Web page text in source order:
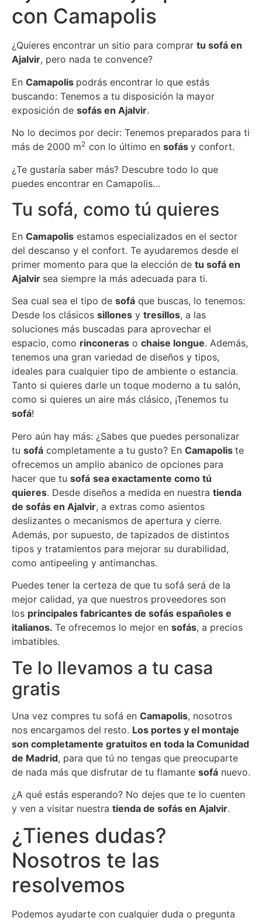
con Camapolis
¿Quieres encontrar un sitio para comprar tu sofá en
Ajalvir, pero nada te convence?
En Camapolis podrás encontrar lo que estás
buscando: Tenemos a tu disposición la mayor
exposición de sofás en Ajalvir.
No lo decimos por decir: Tenemos preparados para ti
más de 2000 m2 con lo último en sofás y confort.
¿Te gustaría saber más? Descubre todo lo que
puedes encontrar en Camapolis…
Tu sofá, como tú quieres
En Camapolis estamos especializados en el sector
del descanso y el confort. Te ayudaremos desde el
primer momento para que la elección de tu sofá en
Ajalvir sea siempre la más adecuada para ti.
Sea cual sea el tipo de sofá que buscas, lo tenemos:
Desde los clásicos sillones y tresillos, a las
soluciones más buscadas para aprovechar el
espacio, como rinconeras o chaise longue. Además,
tenemos una gran variedad de diseños y tipos,
ideales para cualquier tipo de ambiente o estancia.
Tanto si quieres darle un toque moderno a tu salón,
como si quieres un aire más clásico, ¡Tenemos tu
sofá!
Pero aún hay más: ¿Sabes que puedes personalizar
tu sofá completamente a tu gusto? En Camapolis te
ofrecemos un amplio abanico de opciones para
hacer que tu sofá sea exactamente como tú
quieres. Desde diseños a medida en nuestra tienda
de sofás en Ajalvir, a extras como asientos
deslizantes o mecanismos de apertura y cierre.
Además, por supuesto, de tapizados de distintos
tipos y tratamientos para mejorar su durabilidad,
como antipeeling y antimanchas.
Puedes tener la certeza de que tu sofá será de la
mejor calidad, ya que nuestros proveedores son
los principales fabricantes de sofás españoles e
italianos. Te ofrecemos lo mejor en sofás, a precios
imbatibles.
Te lo llevamos a tu casa
gratis
Una vez compres tu sofá en Camapolis, nosotros
nos encargamos del resto. Los portes y el montaje
son completamente gratuitos en toda la Comunidad
de Madrid, para que tú no tengas que preocuparte
de nada más que disfrutar de tu flamante sofá nuevo.
¿A qué estás esperando? No dejes que te lo cuenten
y ven a visitar nuestra tienda de sofás en Ajalvir.
¿Tienes dudas?
Nosotros te las
resolvemos
Podemos ayudarte con cualquier duda o pregunta